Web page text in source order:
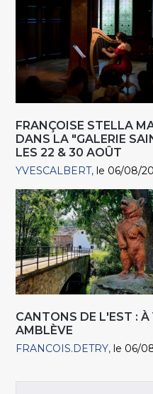
FRANÇOISE STELLA
DANS LA "GALERIE
LES 22 & 30 AOÛT
YVESCALBERT le 06/08/
CANTONS DE L'EST : À
AMBLÈVE
FRANCOIS.DETRY le 06/